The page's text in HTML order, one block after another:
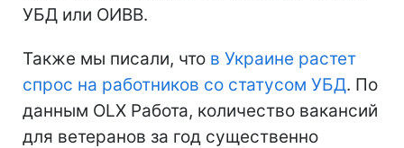
УБД или ОИВВ.
Также мы писали, что в Украине растет
спрос на работников со статусом УБД. По
данным OLX Работа, количество вакансий
для ветеранов за год существенно